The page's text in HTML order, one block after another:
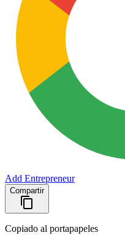
Add Entrepreneur
Compartir
Copiado al portapapeles